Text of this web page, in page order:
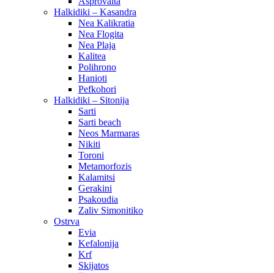
Halkidiki – Kasandra
Nea Kalikratia
Nea Flogita
Nea Plaja
Kalitea
Polihrono
Hanioti
Pefkohori
Halkidiki – Sitonija
Sarti
Sarti beach
Neos Marmaras
Nikiti
Toroni
Metamorfozis
Kalamitsi
Gerakini
Psakoudia
Zaliv Simonitiko
Ostrva
Evia
Kefalonija
Krf
Skijatos